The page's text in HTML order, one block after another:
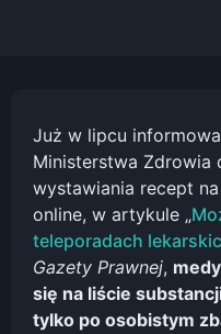
Już w lipcu
Ministerstwa Zdrowia
wystawiania recept
online, w artykule „
teleporadach
Gazety Prawnej,
się na liście
tylko po osobistym